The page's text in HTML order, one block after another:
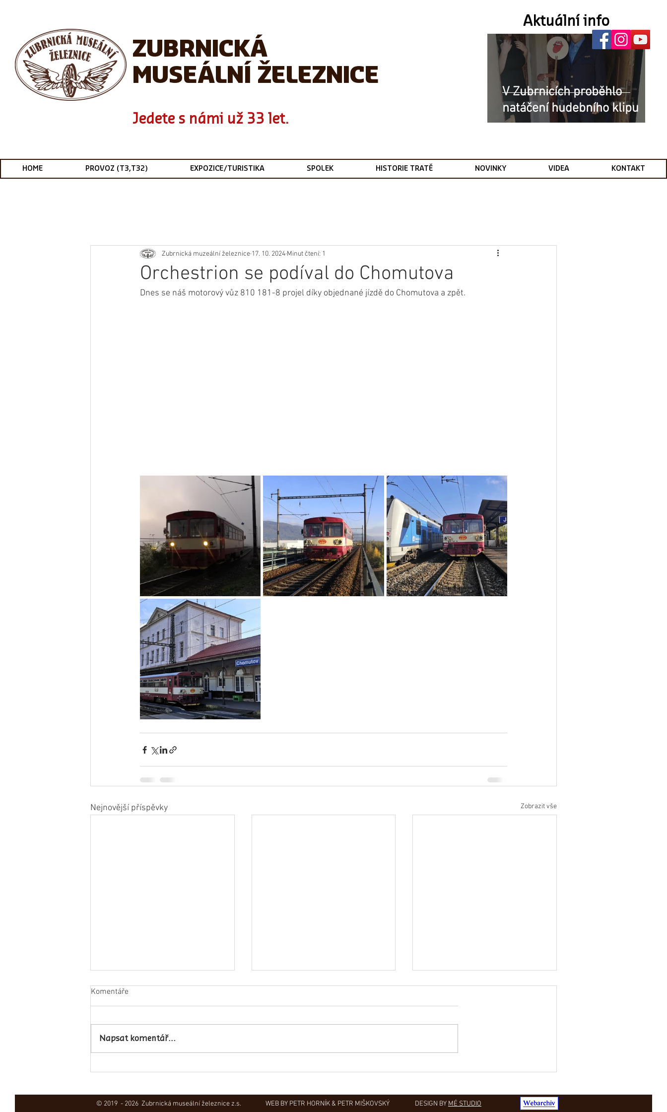
ZUBRNICKÁ
MUSEÁLNÍ ŽELEZNICE
Jedete s námi už 33 let.
Aktuální info
V Zubrnicích proběhlo
natáčení hudebního klipu
HOME PROVOZ (T3,T32) EXPOZICE/TURISTIKA SPOLEK HISTORIE TRATĚ NOVINKY VIDEA KONTAKT
Orchestrion se podíval do Chomutova
Zubrnická muzeální železnice 17. 10. 2024 Minut čtení: 1
Dnes se náš motorový vůz 810 181-8 projel díky objednané jízdě do Chomutova a zpět.
Nejnovější příspěvky Zobrazit vše
Komentáře
Napsat komentář...
© 2019 - 2026 Zubrnická museální železnice z.s. WEB BY PETR HORNÍK & PETR MIŠKOVSKÝ DESIGN BY MÉ STUDIO